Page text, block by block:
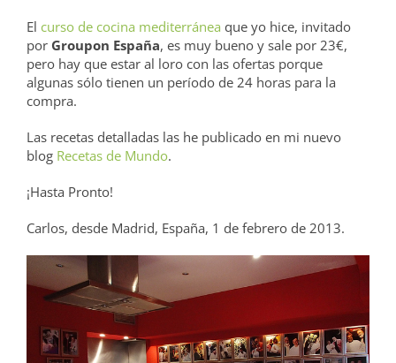
El curso de cocina mediterránea que yo hice, invitado
por Groupon España, es muy bueno y sale por 23€,
pero hay que estar al loro con las ofertas porque
algunas sólo tienen un período de 24 horas para la
compra.
Las recetas detalladas las he publicado en mi nuevo
blog Recetas de Mundo.
¡Hasta Pronto!
Carlos, desde Madrid, España, 1 de febrero de 2013.